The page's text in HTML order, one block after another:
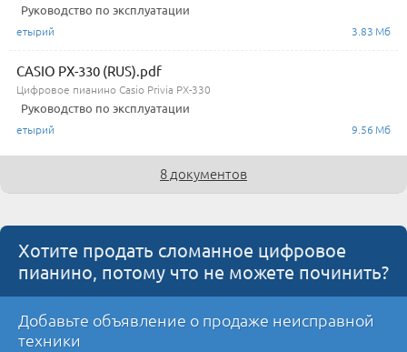
Руководство по эксплуатации
етырий 3.83 Мб
CASIO PX-330 (RUS).pdf
Цифровое пианино Casio Privia PX-330
Руководство по эксплуатации
етырий 9.56 Мб
8 документов
Хотите продать сломанное цифровое
пианино, потому что не можете починить?
Добавьте объявление о продаже неисправной
техники